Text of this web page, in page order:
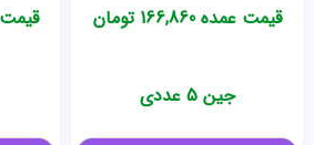
قیمت عمده166,860 تومان
جین 5 عددی